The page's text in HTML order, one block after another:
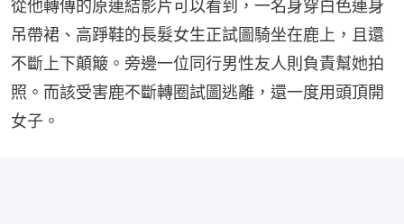
從他轉傳的原連結影片可以看到，一名身穿白色連身
吊帶裙、高踭鞋的長髮女生正試圖騎坐在鹿上，且還
不斷上下顛簸。旁邊一位同行男性友人則負責幫她拍
照。而該受害鹿不斷轉圈試圖逃離，還一度用頭頂開
女子。